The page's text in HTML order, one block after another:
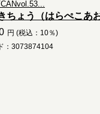
ちょう（はらぺこあ
円 (税込：10％)
：3073874104